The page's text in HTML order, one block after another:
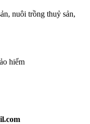
nuôi trồng thuỷ sản,
hiểm